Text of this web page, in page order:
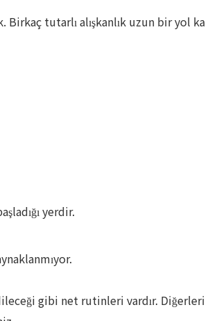
tutarlı alışkanlık uzun bir yol
yerdir.
gibi net rutinleri vardır.